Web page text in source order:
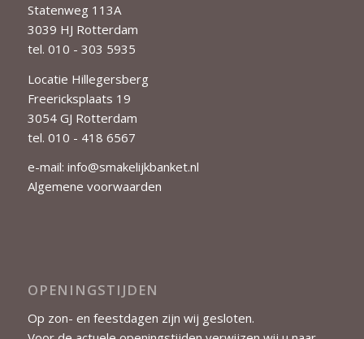
Statenweg 113A
3039 HJ Rotterdam
tel. 010 - 303 5935
Locatie Hillegersberg
Freericksplaats 19
3054 GJ Rotterdam
tel. 010 - 418 6567
e-mail: info@smakelijkbanket.nl
Algemene voorwaarden
OPENINGSTIJDEN
Op zon- en feestdagen zijn wij gesloten.